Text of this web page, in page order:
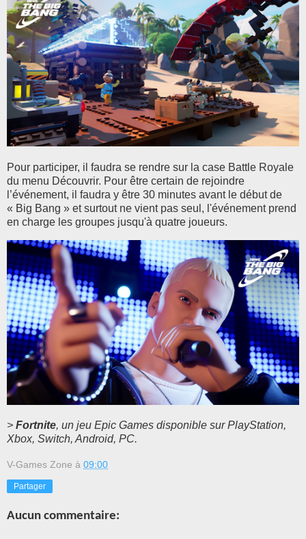
Pour participer, il faudra se rendre sur la case Battle Royale
du menu Découvrir. Pour être certain de rejoindre
l’événement, il faudra y être 30 minutes avant le début de
« Big Bang » et surtout ne vient pas seul, l'événement prend
en charge les groupes jusqu'à quatre joueurs.
> Fortnite, un jeu Epic Games disponible sur PlayStation,
Xbox, Switch, Android, PC.
V-Games Zone à 09:00
Partager
Aucun commentaire: